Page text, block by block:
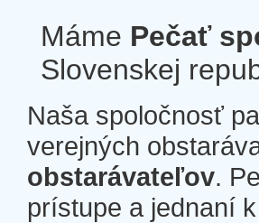
Máme Pečať
Slovenskej
Naša spoločnosť
verejných
obstarávateľov.
prístupe a jednaní